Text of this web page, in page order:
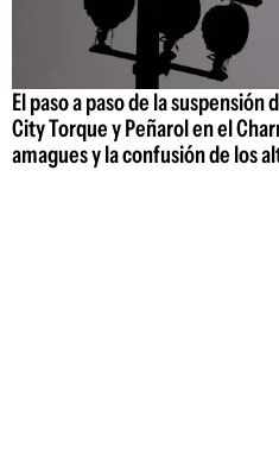
El paso a paso de la
City Torque y Peñarol en el
amagues y la confusión de los